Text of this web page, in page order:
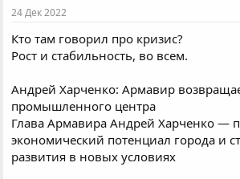
:
24 Дек 2022
Кто там говорил про кризис?
Рост и стабильность, во всем.
Андрей Харченко: Армавир
промышленного центра
Глава Армавира Андрей Харченко —
экономический потенциал города и
развития в новых условиях